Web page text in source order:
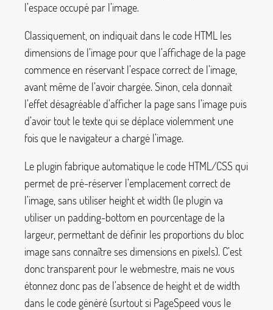
l’espace occupé par l’image.
Classiquement, on indiquait dans le code HTML les
dimensions de l’image pour que l’affichage de la page
commence en réservant l’espace correct de l’image,
avant même de l’avoir chargée. Sinon, cela donnait
l’effet désagréable d’afficher la page sans l’image puis
d’avoir tout le texte qui se déplace violemment une
fois que le navigateur a chargé l’image.
Le plugin fabrique automatique le code HTML/CSS qui
permet de pré-réserver l’emplacement correct de
l’image, sans utiliser heightetwidth (le plugin va
utiliser un padding-bottom en pourcentage de la
largeur, permettant de définir les proportions du bloc
image sans connaître ses dimensions en pixels). C’est
donc transparent pour le webmestre, mais ne vous
étonnez donc pas de l’absence de heightet dewidth
dans le code généré (surtout si PageSpeed vous le